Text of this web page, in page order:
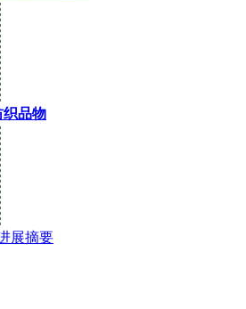
织品物
展摘要